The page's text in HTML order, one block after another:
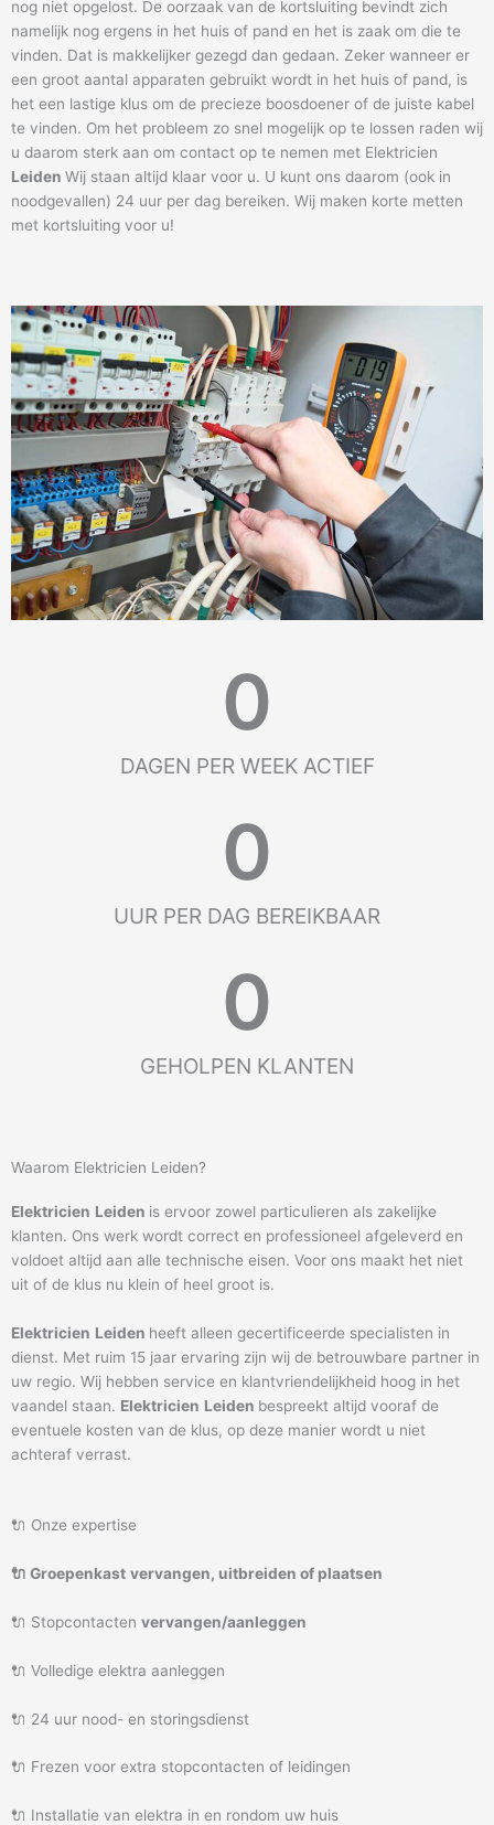
nog niet opgelost. De oorzaak van de kortsluiting bevindt zich
namelijk nog ergens in het huis of pand en het is zaak om die te
vinden. Dat is makkelijker gezegd dan gedaan. Zeker wanneer er
een groot aantal apparaten gebruikt wordt in het huis of pand, is
het een lastige klus om de precieze boosdoener of de juiste kabel
te vinden. Om het probleem zo snel mogelijk op te lossen raden wij
u daarom sterk aan om contact op te nemen met Elektricien
Leiden Wij staan altijd klaar voor u. U kunt ons daarom (ook in
noodgevallen) 24 uur per dag bereiken. Wij maken korte metten
met kortsluiting voor u!
DAGEN PER WEEK ACTIEF
0
UUR PER DAG BEREIKBAAR
0
GEHOLPEN KLANTEN
0
Waarom Elektricien Leiden?
Elektricien Leiden is ervoor zowel particulieren als zakelijke
klanten. Ons werk wordt correct en professioneel afgeleverd en
voldoet altijd aan alle technische eisen. Voor ons maakt het niet
uit of de klus nu klein of heel groot is.
Elektricien Leiden heeft alleen gecertificeerde specialisten in
dienst. Met ruim 15 jaar ervaring zijn wij de betrouwbare partner in
uw regio. Wij hebben service en klantvriendelijkheid hoog in het
vaandel staan. Elektricien Leiden bespreekt altijd vooraf de
eventuele kosten van de klus, op deze manier wordt u niet
achteraf verrast.
🔌 Onze expertise
🔌 Groepenkast vervangen, uitbreiden of plaatsen
🔌 Stopcontacten vervangen/aanleggen
🔌 Volledige elektra aanleggen
🔌 24 uur nood- en storingsdienst
🔌 Frezen voor extra stopcontacten of leidingen
🔌 Installatie van elektra in en rondom uw huis